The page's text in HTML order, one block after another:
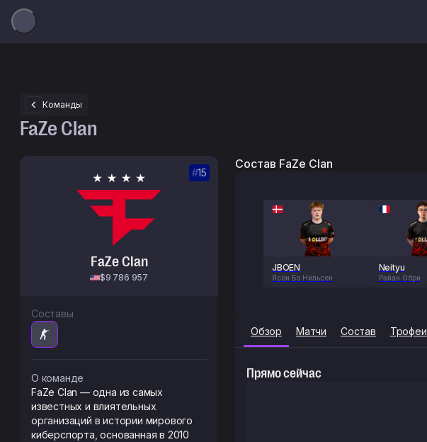
Команды
FaZe Clan
#15
FaZe Clan
$9 786 957
Составы
О команде
FaZe Clan — одна из самых
известных и влиятельных
организаций в истории мирового
киберспорта, основанная в 2010
Состав FaZe Clan
JBOEN
Ясон Бо Нильсен
Neityu
Райан Обри
Обзор Матчи Состав Трофеи
Прямо сейчас